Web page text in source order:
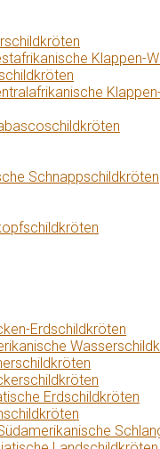
Klappen-
Schnappschildkröten
Erdschildkröten
Erdschildkröten